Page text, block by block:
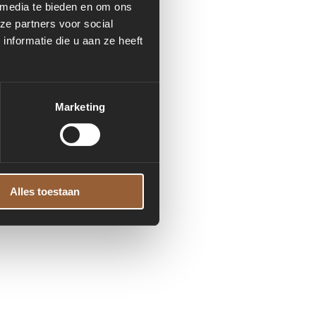
te bieden en om ons
partners voor social
die u aan ze heeft
Marketing
Alles toestaan
.